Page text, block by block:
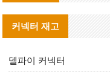
커넥터 재고
델파이 커넥터